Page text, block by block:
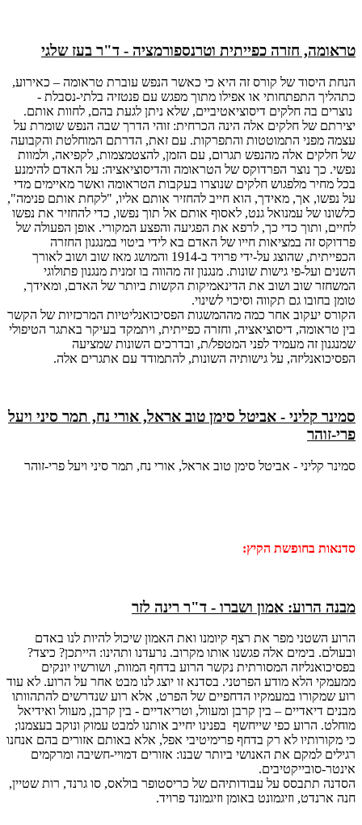
טראומה, חזרה כפייתית וטרנספורמציה - ד"ר בעז שלגי
הנחת היסוד של קורס זה היא כי כאשר הנפש עוברת טראומה – כאירוע,
כתהליך התפתחותי או אפילו מתוך מפגש עם פנטזיה בלתי-נסבלת -
נוצרים בה חלקים דיסוציאטיביים, שלא ניתן לגעת בהם, לחוות אותם.
יצירתם של חלקים אלה הינה הכרחית: זוהי הדרך שבה הנפש שומרת על
עצמה מפני התמוטטות והתפרקות. עם זאת, הדרתם המוחלטת והקבועה
של חלקים אלה מהנפש תגרום, עם הזמן, להצטמצמות, לקפיאה, ולמוות
נפשי. כך נוצר הפרדוקס של הטראומה והדיסוציאציה: על האדם להימנע
בכל מחיר מלפגוש חלקים שנוצרו בעקבות הטראומה ואשר מאיימים מדי
על נפשו, אך, מאידך, הוא חייב להחזיר אותם אליו, "לקחת אותם פנימה",
כלשונו של עמנואל גנט, לאסוף אותם אל תוך נפשו, כדי להחזיר את נפשו
לחיים, ותוך כדי כך, לרפא את הפגיעה והפצע המקורי. אופן הפעולה של
פרדוקס זה במציאות חייו של האדם בא לידי ביטוי במנגנון החזרה
הכפייתית, שהוצג על-ידי פרויד ב-1914 והמושג מאז שוב ושוב לאורך
השנים ועל-פי גישות שונות. מנגנון זה מהווה בו זמנית מנגנון פתולוגי
המשחזר שוב ושוב את הדינאמיקות הקשות ביותר של האדם, ומאידך,
טומן בחובו גם תקווה וסיכוי לשינוי.
הקורס יעקוב אחר כמה מההמשגות הפסיכואנליטיות המרכזיות של הקשר
בין טראומה, דיסוציאציה, וחזרה כפייתית, ויתמקד בעיקר באתגר הטיפולי
שמנגנון זה מעמיד לפני המטפל/ת, ובדרכים השונות שמציעה
הפסיכואנליזה, על גישותיה השונות, להתמודד עם אתגרים אלה.
סמינר קליני - אביטל סימן טוב אראל, אורי נח, תמר סיני ויעל
פרי-זוהר
סמינר קליני - אביטל סימן טוב אראל, אורי נח, תמר סיני ויעל פרי-זוהר
סדנאות בחופשת הקיץ:
מבנה הרוע: אמון ושברו - ד"ר רינה לזר
הרוע השטני מפר את רצף קיומנו ואת האמון שיכול להיות לנו באדם
ובעולם. בימים אלה פגשנו אותו מקרוב. נרעדנו ותהינו: הייתכן? כיצד?
בפסיכואנליזה המסורתית נקשר הרוע בדחף המוות, ושורשיו יונקים
ממעמקי הלא מודע הפרטני. בסדנא זו יוצג לנו מבט אחר על הרוע. לא עוד
רוע שמקורו במעמקיו הדחפיים של הפרט, אלא רוע שנדרשים להתהוותו
מבנים דיאדיים – בין קרבן ומעוול, וטריאדיים - בין קרבן, מעוול ואידיאל
מוחלט. הרוע כפי שייחשף בפנינו יחייב אותנו למבט עמוק ונוקב בעצמנו;
כי מקורותיו לא רק בדחף פרימיטיבי אפל, אלא באותם אזורים בהם אנחנו
רגילים למקם את האנושי ביותר שבנו: אזורים דמויי-חשיבה ומרקמים
אינטר-סובייקטיבים.
הסדנה תתבסס על עבודותיהם של כריסטופר בולאס, סו גרנד, רות שטיין,
חנה ארנדט, וזיגמונט באומן וזיגמונד פרויד.